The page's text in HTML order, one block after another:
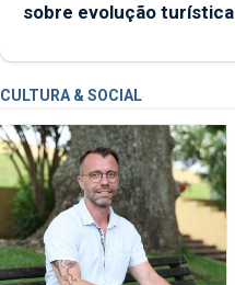
sobre evolução turística
CULTURA & SOCIAL